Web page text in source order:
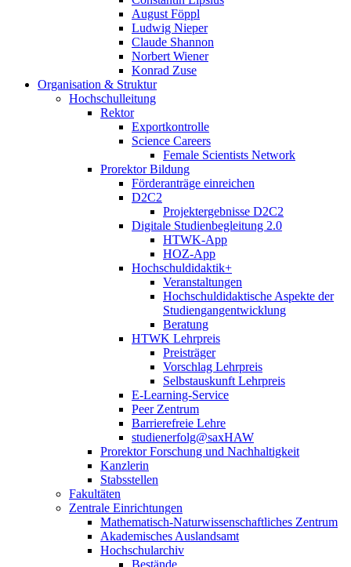
August Föppl
Ludwig Nieper
Claude Shannon
Norbert Wiener
Konrad Zuse
Organisation & Struktur
Hochschulleitung
Rektor
Exportkontrolle
Science Careers
Female Scientists Network
Prorektor Bildung
Förderanträge einreichen
D2C2
Projektergebnisse D2C2
Digitale Studienbegleitung 2.0
HTWK-App
HOZ-App
Hochschuldidaktik+
Veranstaltungen
Hochschuldidaktische Aspekte der
Studiengangentwicklung
Beratung
HTWK Lehrpreis
Preisträger
Vorschlag Lehrpreis
Selbstauskunft Lehrpreis
E-Learning-Service
Peer Zentrum
Barrierefreie Lehre
studienerfolg@saxHAW
Prorektor Forschung und Nachhaltigkeit
Kanzlerin
Stabsstellen
Fakultäten
Zentrale Einrichtungen
Mathematisch-Naturwissenschaftliches Zentrum
Akademisches Auslandsamt
Hochschularchiv
Bestände